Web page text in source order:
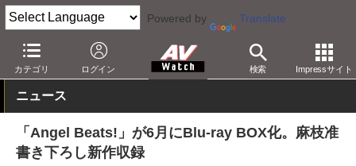
Powered by Translate
カテゴリ ログイン 検索 Impressサイト
AV Watch コンテンツ・サービス BD/DVD
ニュース
「Angel Beats!」が6月にBlu-ray BOX化。麻枝准
書き下ろし新作収録